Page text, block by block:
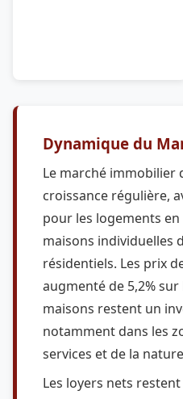
Dynamique du
Le marché immobilier
croissance régulière,
pour les logements
maisons individuelles
résidentiels. Les prix
augmenté de 5,2% sur
maisons restent un
notamment dans les
services et de la
Les loyers nets